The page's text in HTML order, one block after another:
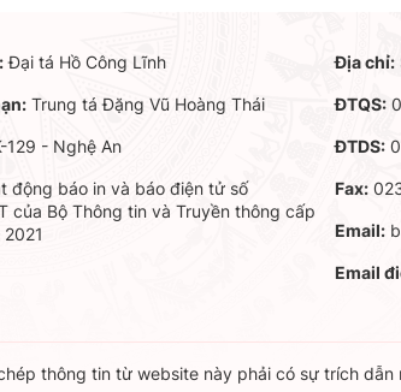
Đại tá Hồ Công Lĩnh
Trung tá Đặng Vũ Hoàng Thái
- Nghệ An
động báo in và báo điện tử số
của Bộ Thông tin và Truyền thông cấp
Địa chỉ:
ĐTQS:
ĐTDS:
Fax:
Email:
Email
thông tin từ website này phải có sự trích dẫn